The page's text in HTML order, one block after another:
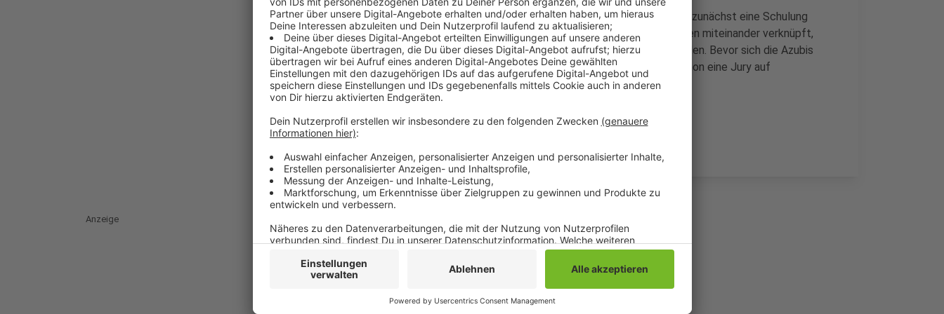
Das teilt die IHK mittlerer Niederrhein mit. Dazu haben die Azubis zunächst eine Schulung
gemacht. Bei einem Türbandhersteller haben sie dann zwei Anlagen miteinander verknüpft,
sodass Heizstäbe bei Nicht-Betrieb automatisch abgestellt werden. Bevor sich die Azubis
bundesweit mit ihrem Projekt durchgesetzt haben, hatten sie schon eine Jury auf
Landesebene überzeugt.
Anzeige